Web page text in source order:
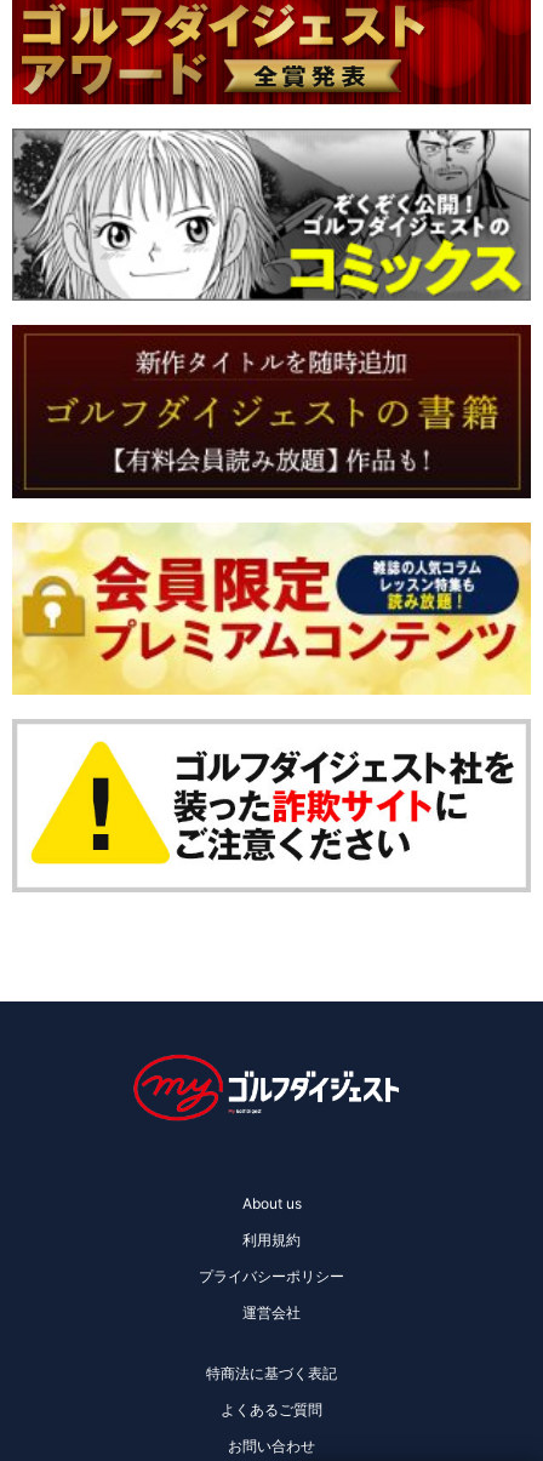
About us
利用規約
プライバシーポリシー
運営会社
特商法に基づく表記
よくあるご質問
お問い合わせ